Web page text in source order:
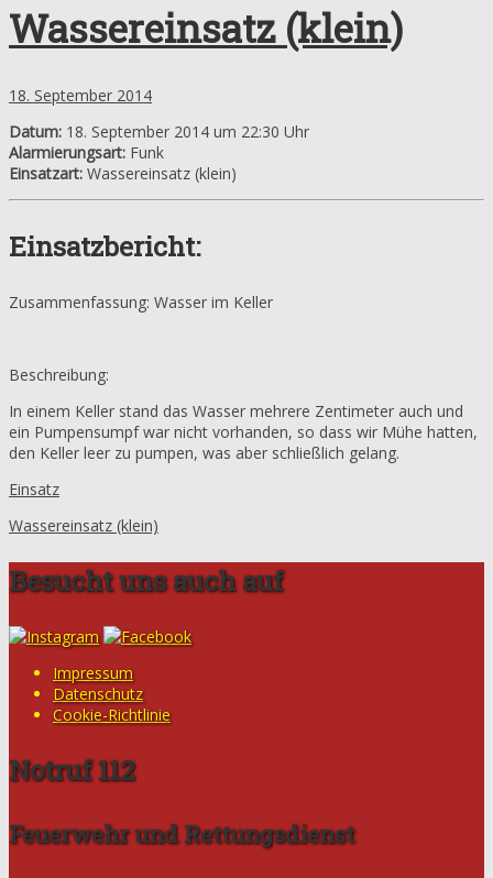
Wassereinsatz (klein)
18. September 2014
Datum: 18. September 2014 um 22:30 Uhr
Alarmierungsart: Funk
Einsatzart: Wassereinsatz (klein)
Einsatzbericht:
Zusammenfassung: Wasser im Keller
Beschreibung:
In einem Keller stand das Wasser mehrere Zentimeter auch und
ein Pumpensumpf war nicht vorhanden, so dass wir Mühe hatten,
den Keller leer zu pumpen, was aber schließlich gelang.
Einsatz
Wassereinsatz (klein)
Besucht uns auch auf
Impressum
Datenschutz
Cookie-Richtlinie
Notruf 112
Feuerwehr und Rettungsdienst